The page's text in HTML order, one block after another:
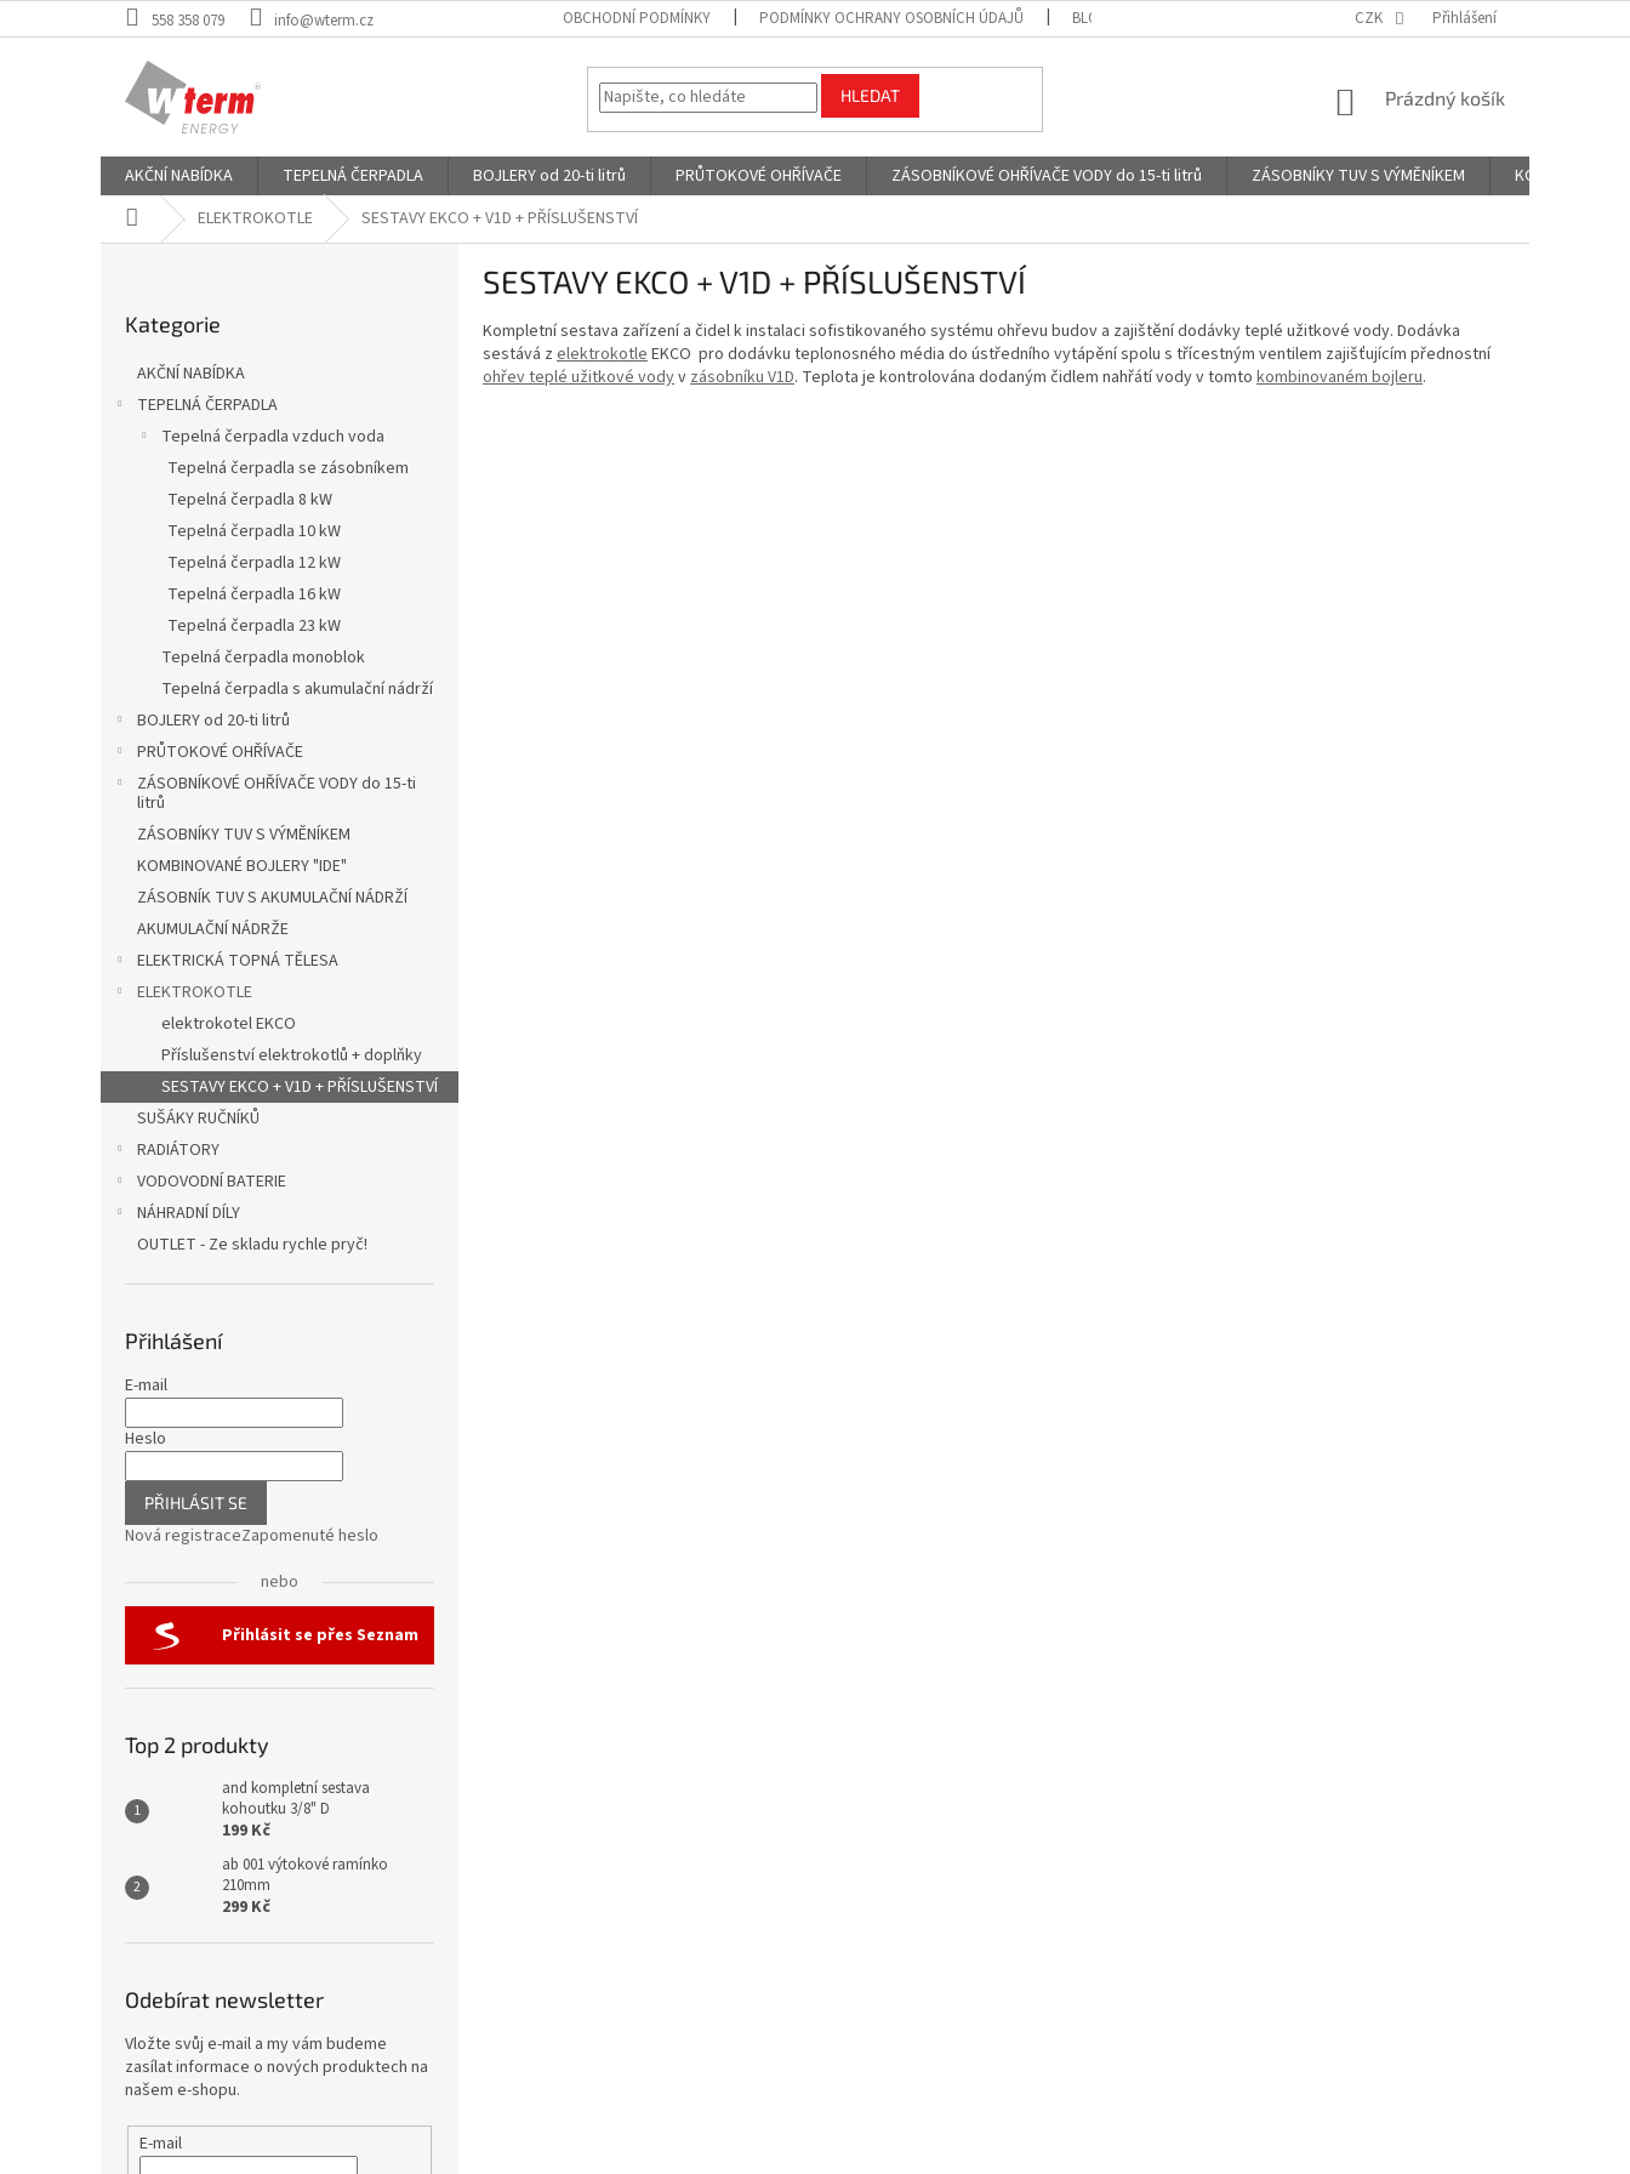
na
558 358 079 info@wterm.cz OBCHODNÍ PODMÍNKY PODMÍNKY OCHRANY OSOBNÍCH ÚDAJŮ BLOG - KOMENTÁŘE UŽIVATELŮ CZK Přihlášení
HLEDAT
NÁKUPNÍ
Prázdný košík
AKČNÍ NABÍDKA TEPELNÁ ČERPADLA BOJLERY od 20-ti litrů PRŮTOKOVÉ OHŘÍVAČE ZÁSOBNÍKOVÉ OHŘÍVAČE VODY do 15-ti litrů ZÁSOBNÍKY TUV S VÝMĚNÍKEM
KOMBINOVANÉ
Domů ELEKTROKOTLE SESTAVY EKCO + V1D + PŘÍSLUŠENSTVÍ
kategorie
Kategorie
AKČNÍ NABÍDKA
TEPELNÁ ČERPADLA
Tepelná čerpadla vzduch voda
Tepelná čerpadla se zásobníkem
Tepelná čerpadla 8 kW
Tepelná čerpadla 10 kW
Tepelná čerpadla 12 kW
Tepelná čerpadla 16 kW
Tepelná čerpadla 23 kW
Tepelná čerpadla monoblok
Tepelná čerpadla s akumulační nádrží
BOJLERY od 20-ti litrů
PRŮTOKOVÉ OHŘÍVAČE
ZÁSOBNÍKOVÉ OHŘÍVAČE VODY do 15-ti
litrů
ZÁSOBNÍKY TUV S VÝMĚNÍKEM
KOMBINOVANÉ BOJLERY "IDE"
ZÁSOBNÍK TUV S AKUMULAČNÍ NÁDRŽÍ
AKUMULAČNÍ NÁDRŽE
ELEKTRICKÁ TOPNÁ TĚLESA
ELEKTROKOTLE
elektrokotel EKCO
Příslušenství elektrokotlů + doplňky
SESTAVY EKCO + V1D + PŘÍSLUŠENSTVÍ
SUŠÁKY RUČNÍKŮ
RADIÁTORY
VODOVODNÍ BATERIE
NÁHRADNÍ DÍLY
OUTLET - Ze skladu rychle pryč!
Přihlášení
E-mail
Heslo
PŘIHLÁSIT SE
Nová registraceZapomenuté heslo
nebo
Přihlásit se přes Seznam
Top 2 produkty
and kompletní sestava
kohoutku 3/8" D
199 Kč
ab 001 výtokové ramínko
210mm
299 Kč
Odebírat newsletter
Vložte svůj e-mail a my vám budeme
zasílat informace o nových produktech na
našem e-shopu.
E-mail
SESTAVY EKCO + V1D + PŘÍSLUŠENSTVÍ
Kompletní sestava zařízení a čidel k instalaci sofistikovaného systému ohřevu budov a zajištění dodávky teplé užitkové vody. Dodávka
sestává z elektrokotle EKCO pro dodávku teplonosného média do ústředního vytápění spolu s třícestným ventilem zajišťujícím přednostní
ohřev teplé užitkové vodyv zásobníku V1D. Teplota je kontrolována dodaným čidlem nahřátí vody v tomto kombinovaném bojleru.